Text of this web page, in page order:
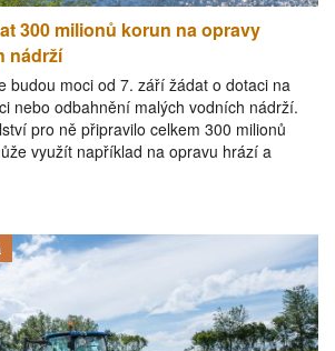
300 milionů korun na opravy
nádrží
budou moci od 7. září žádat o dotaci na
nebo odbahnění malých vodních nádrží.
pro ně připravilo celkem 300 milionů
využít například na opravu hrází a